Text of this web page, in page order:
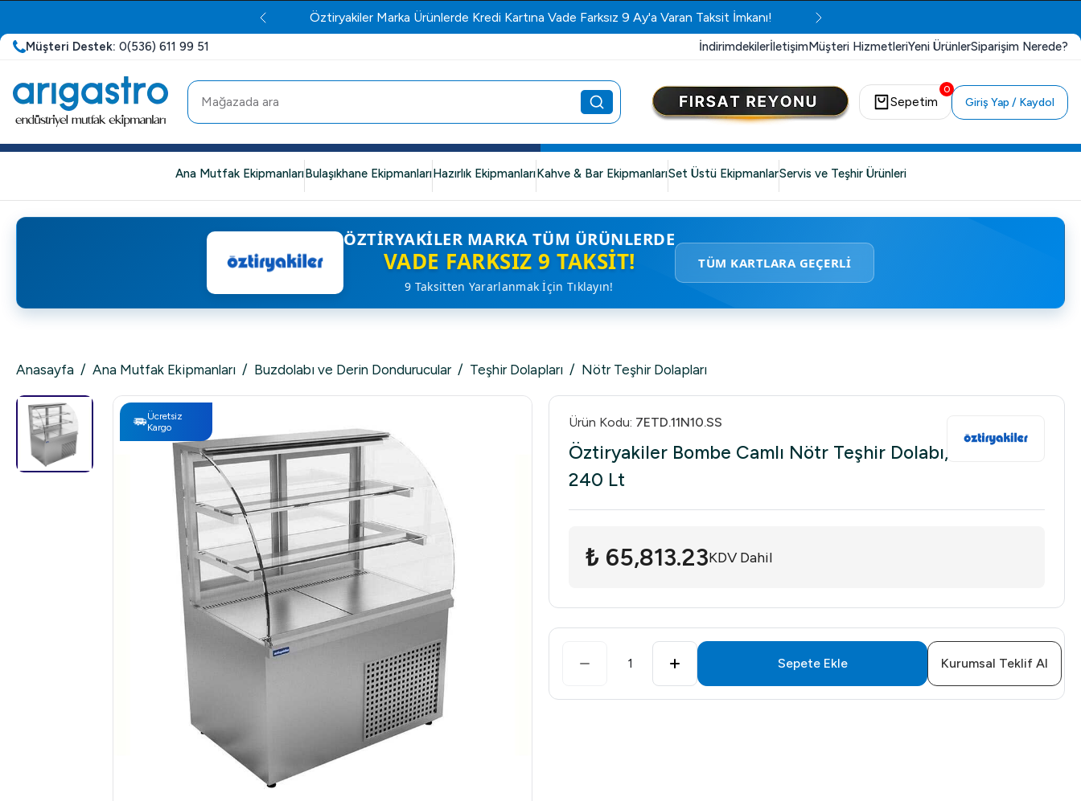
Öztiryakiler Marka Ürünlerde Kredi Kartına Vade Farksız 9 Ay'a Varan Taksit İmkanı!
Müşteri Destek: 0(536) 611 99 51 İndirimdekilerİletişimMüşteri HizmetleriYeni ÜrünlerSiparişim Nerede?
0
Sepetim Giriş Yap / Kaydol
Ana Mutfak EkipmanlarıBulaşıkhane EkipmanlarıHazırlık EkipmanlarıKahve & Bar EkipmanlarıSet Üstü EkipmanlarServis ve Teşhir Ürünleri
ÖZTIRYAKILER MARKA TÜM ÜRÜNLERDE
VADE FARKSIZ 9 TAKSIT!
9 Taksitten Yararlanmak İçin Tıklayın!
TÜM KARTLARA GEÇERLİ
Anasayfa / Ana Mutfak Ekipmanları / Buzdolabı ve Derin Dondurucular / Teşhir Dolapları / Nötr Teşhir Dolapları
Ücretsiz
Kargo
Ürün Kodu: 7ETD.11N10.SS
Öztiryakiler Bombe Camlı Nötr Teşhir Dolabı,
240 Lt
₺ 65,813.23KDV Dahil
1 Sepete Ekle Kurumsal Teklif Al